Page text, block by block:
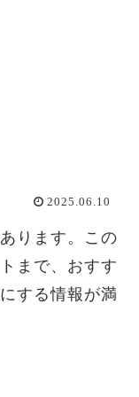
2025.06.10
ります。この
まで、おすす
する情報が満